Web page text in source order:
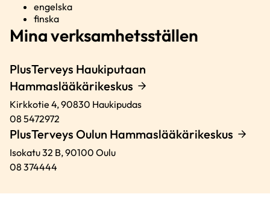
engelska
finska
Mina verksamhetsställen
PlusTerveys Haukiputaan
Hammaslääkärikeskus
Kirkkotie 4,90830 Haukipudas
08 5472972
PlusTerveys Oulun Hammaslääkärikeskus
Isokatu 32 B,90100 Oulu
08 374444